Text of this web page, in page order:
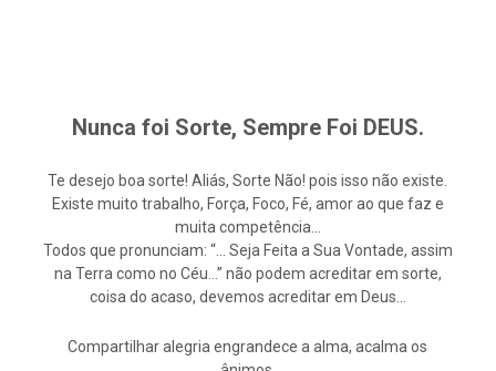
Nunca foi Sorte, Sempre Foi DEUS.
Te desejo boa sorte! Aliás, Sorte Não! pois isso não existe.
Existe muito trabalho, Força, Foco, Fé, amor ao que faz e
muita competência…
Todos que pronunciam: “… Seja Feita a Sua Vontade, assim
na Terra como no Céu…” não podem acreditar em sorte,
coisa do acaso, devemos acreditar em Deus…
Compartilhar alegria engrandece a alma, acalma os